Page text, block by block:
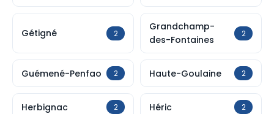
Gétigné 2
Grandchamp-
des-Fontaines
2
Guémené-Penfao 2 Haute-Goulaine 2
Herbignac 2 Héric 2